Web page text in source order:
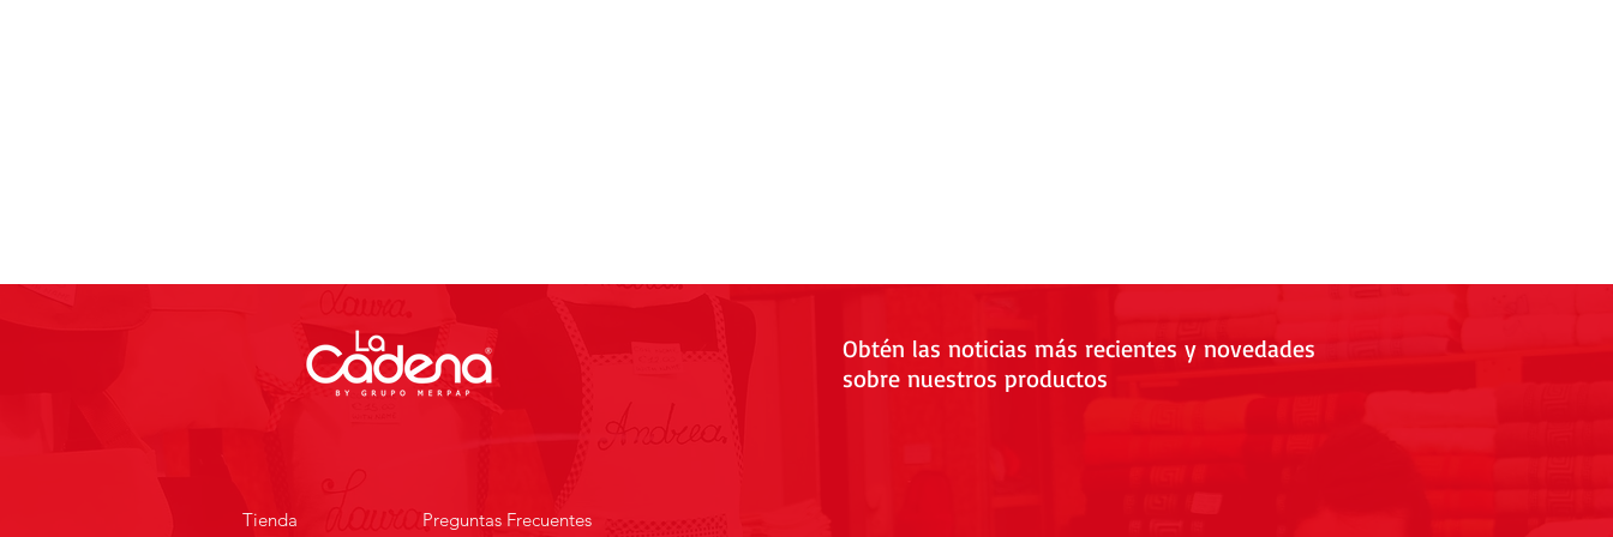
Tienda Preguntas Frecuentes
Obtén las noticias más recientes y novedades
sobre nuestros productos